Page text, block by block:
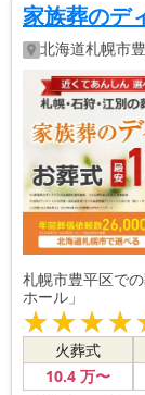
家族葬のデ
北海道札幌市
札幌市豊平区で
ホール」
火葬式
10.4万〜